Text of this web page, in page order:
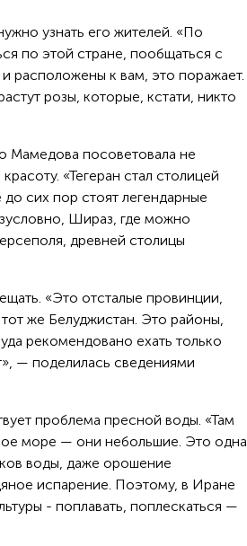
узнать его жителей. «По
по этой стране, пообщаться с
расположены к вам, это поражает.
розы, которые, кстати, никто
Мамедова посоветовала не
«Тегеран стал столицей
сих пор стоят легендарные
Шираз, где можно
древней столицы
«Это отсталые провинции,
же Белуджистан. Это районы,
рекомендовано ехать только
— поделилась сведениями
проблема пресной воды. «Там
море — они небольшие. Это одна
воды, даже орошение
испарение. Поэтому, в Иране
- поплавать, поплескаться —